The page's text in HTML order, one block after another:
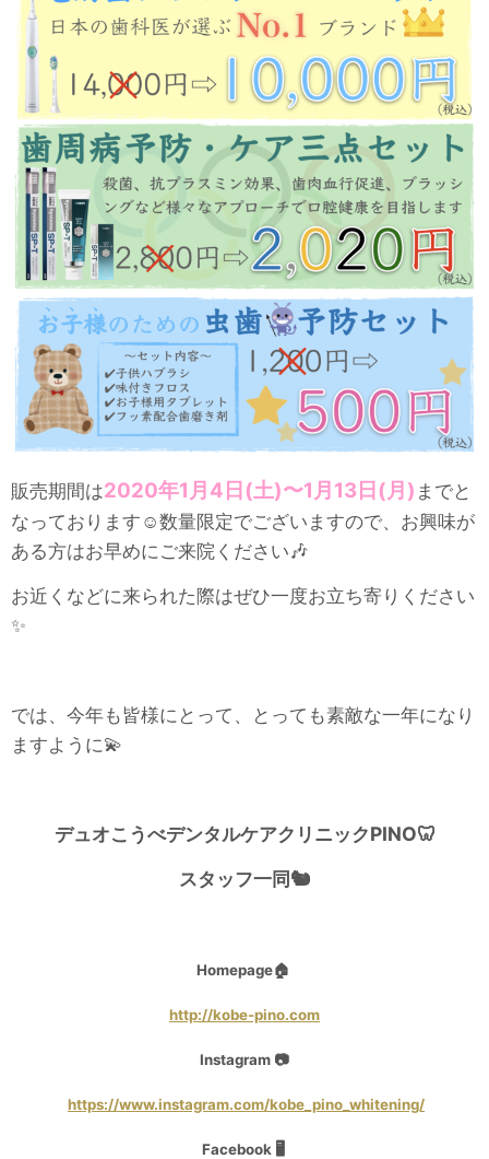
販売期間は2020年1月4日(土)〜1月13日(月) までと
なっております☺️数量限定でございますので、お興味が
ある方はお早めにご来院ください🎶
お近くなどに来られた際はぜひ一度お立ち寄りください
✨
では、今年も皆様にとって、とっても素敵な一年になり
ますように💫
デュオこうべデンタルケアクリニックPINO🦷
スタッフ一同🐿
Homepage🏠
http://kobe-pino.com
Instagram 📷
https://www.instagram.com/kobe_pino_whitening/
Facebook 🖥